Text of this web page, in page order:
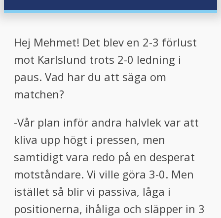
Hej Mehmet! Det blev en 2-3 förlust
mot Karlslund trots 2-0 ledning i
paus. Vad har du att säga om
matchen?
-Vår plan inför andra halvlek var att
kliva upp högt i pressen, men
samtidigt vara redo på en desperat
motståndare. Vi ville göra 3-0. Men
istället så blir vi passiva, låga i
positionerna, ihåliga och släpper in 3